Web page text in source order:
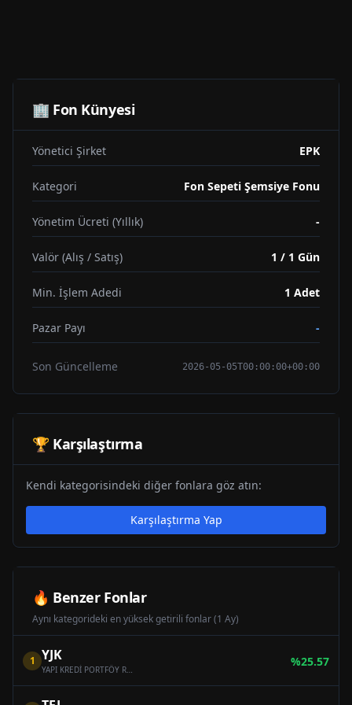
🏢 Fon Künyesi
Yönetici Şirket EPK
Kategori Fon Sepeti Şemsiye Fonu
Yönetim Ücreti (Yıllık) -
Valör (Alış / Satış) 1 / 1 Gün
Min. İşlem Adedi 1 Adet
Pazar Payı -
Son Güncelleme 2026-05-05T00:00:00+00:00
🏆 Karşılaştırma
Kendi kategorisindeki diğer fonlara göz atın:
Karşılaştırma Yap
🔥 Benzer Fonlar
Aynı kategorideki en yüksek getirili fonlar (1 Ay)
1 YJK
YAPI KREDİ PORTFÖY ROBOTİK VE YARI İLETKEN TEKNOLOJİLERİ FON SEPETİ FONU
%25.57